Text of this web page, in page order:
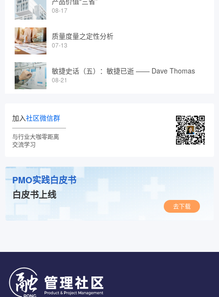
08-17
质量度量之定性分析
07-13
敏捷史话（五）：敏捷已逝 —— Dave Thomas
08-21
加入社区微信群
与行业大咖零距离
交流学习
PMO实践白皮书
白皮书上线
去下载